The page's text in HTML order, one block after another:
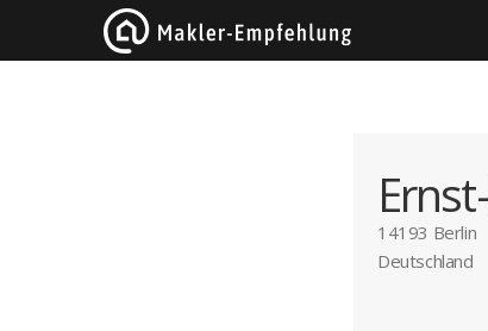
14193 Berlin
Deutschland